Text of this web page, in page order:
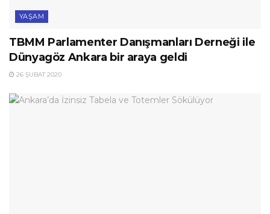
YAŞAM
TBMM Parlamenter Danışmanları Derneği ile
Dünyagöz Ankara bir araya geldi
26 ŞUBAT 2020